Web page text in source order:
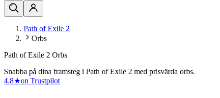
Path of Exile 2
Orbs
Path of Exile 2 Orbs
Snabba på dina framsteg i Path of Exile 2 med prisvärda orbs.
4.8★on Trustpilot